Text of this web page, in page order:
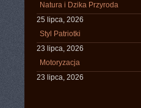
Natura i Dzika Przyroda
25 lipca, 2026
Styl Patriotki
23 lipca, 2026
Motoryzacja
23 lipca, 2026